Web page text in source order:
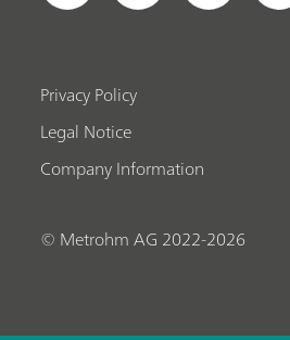
Privacy Policy
Legal Notice
Company Information
© Metrohm AG 2022-2026